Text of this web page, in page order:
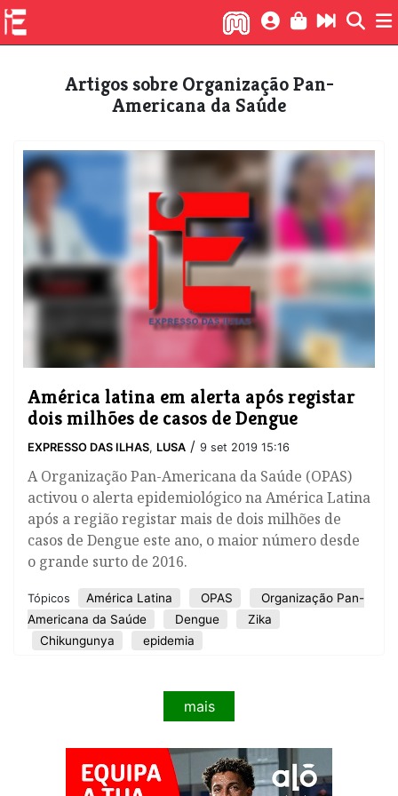
Artigos sobre Organização Pan-
Americana da Saúde
América latina em alerta após registar
dois milhões de casos de Dengue
EXPRESSO DAS ILHAS, LUSA / 9 set 2019 15:16
A Organização Pan-Americana da Saúde (OPAS)
activou o alerta epidemiológico na América Latina
após a região registar mais de dois milhões de
casos de Dengue este ano, o maior número desde
o grande surto de 2016.
Tópicos América Latina OPAS
Organização Pan-
Americana da Saúde
Dengue
Zika
Chikungunya
epidemia
mais